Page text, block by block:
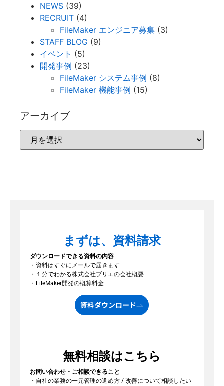
NEWS (39)
RECRUIT (4)
FileMaker エンジニア募集 (3)
STAFF BLOG (9)
イベント (5)
開発事例 (23)
FileMaker システム事例 (8)
FileMaker 機能事例 (15)
アーカイブ
まずは、資料請求
ダウンロードできる資料の内容
・資料はすぐにメールで届きます
・１分でわかる株式会社ブリエの会社概要
・FileMaker開発の概算料金
資料ダウンロード
無料相談はこちら
お問い合わせ・ご相談できること
・自社の業務の一元管理の進め方 / 改善について相談したい